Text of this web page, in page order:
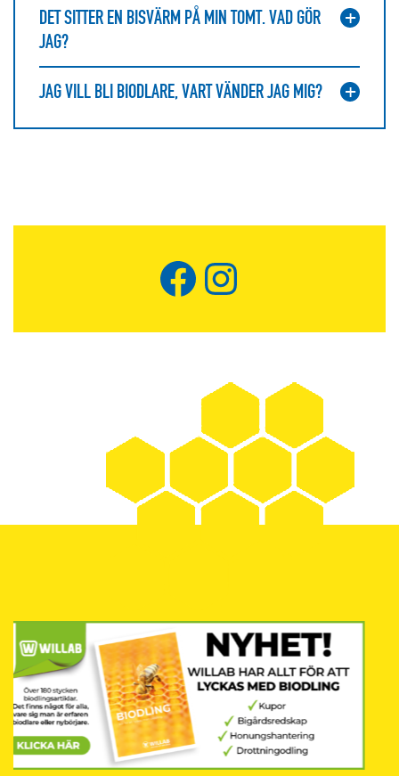
DET SITTER EN BISVÄRM PÅ MIN TOMT. VAD GÖR
JAG?
JAG VILL BLI BIODLARE, VART VÄNDER JAG MIG?
Facebook
Instagram